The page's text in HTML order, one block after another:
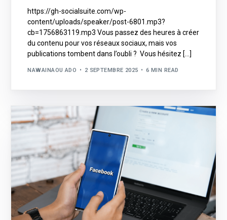
https://gh-socialsuite.com/wp-
content/uploads/speaker/post-6801.mp3?
cb=1756863119.mp3 Vous passez des heures à créer
du contenu pour vos réseaux sociaux, mais vos
publications tombent dans l’oubli ? Vous hésitez […]
NAWAINAOU ADO 2 SEPTEMBRE 2025 6 MIN READ